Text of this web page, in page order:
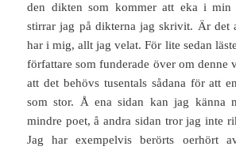
den dikten som kommer att eka i min
stirrar jag på dikterna jag skrivit. Är det
har i mig, allt jag velat. För lite sedan
författare som funderade över om denne
att det behövs tusentals sådana för att
som stor. Å ena sidan kan jag känna
mindre poet, å andra sidan tror jag inte
Jag har exempelvis berörts oerhört